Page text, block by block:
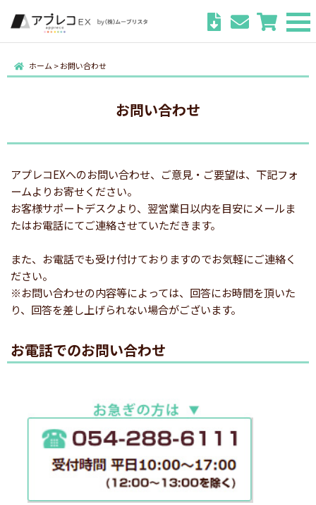
ホーム >お問い合わせ
お問い合わせ
アプレコEXへのお問い合わせ、ご意見・ご要望は、下記フォ
ームよりお寄せください。
お客様サポートデスクより、翌営業日以内を目安にメールま
たはお電話にてご連絡させていただきます。
また、お電話でも受け付けておりますのでお気軽にご連絡く
ださい。
※お問い合わせの内容等によっては、回答にお時間を頂いた
り、回答を差し上げられない場合がございます。
お電話でのお問い合わせ